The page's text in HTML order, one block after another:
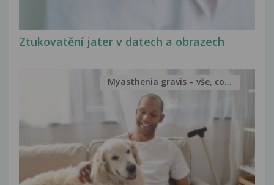
Ztukovatění jater v datech a obrazech
Myasthenia gravis – vše, co...